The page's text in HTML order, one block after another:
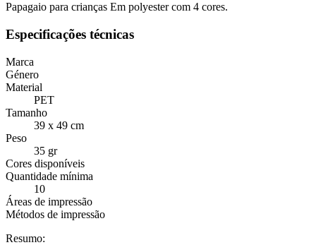
Papagaio para crianças Em polyester com 4 cores.
Especificações técnicas
Marca
Género
Material
PET
Tamanho
39 x 49 cm
Peso
35 gr
Cores disponíveis
Quantidade mínima
10
Áreas de impressão
Métodos de impressão
Resumo: